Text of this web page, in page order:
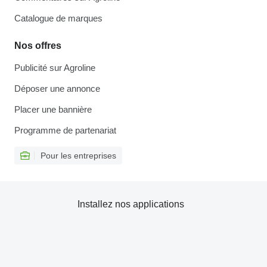
Catalogue de marques
Nos offres
Publicité sur Agroline
Déposer une annonce
Placer une bannière
Programme de partenariat
Pour les entreprises
Installez nos applications